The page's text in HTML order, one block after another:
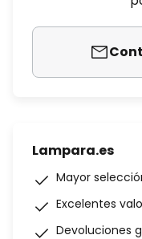
Lampara.es
Mayor
Excelentes
Devoluciones